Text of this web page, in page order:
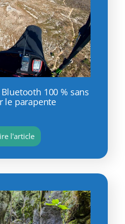
100 % sans
le parapente
l'article